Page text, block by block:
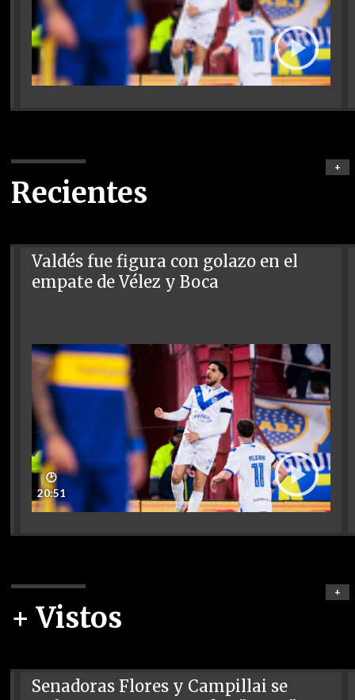
Recientes
+
Valdés fue figura con golazo en el
empate de Vélez y Boca
🕑
20:51
+ Vistos
+
Senadoras Flores y Campillai se